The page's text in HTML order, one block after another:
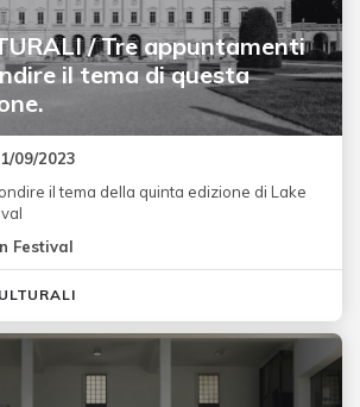
/ Tre appuntamenti
il tema di questa
09/2023
il tema della quinta edizione di Lake
Festival